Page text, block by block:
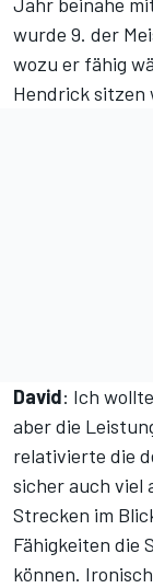
wurde 9. der
wozu er fähig
Hendrick sitzen
David: Ich
aber die
relativierte die
sicher auch viel
Strecken im
Fähigkeiten die
können.